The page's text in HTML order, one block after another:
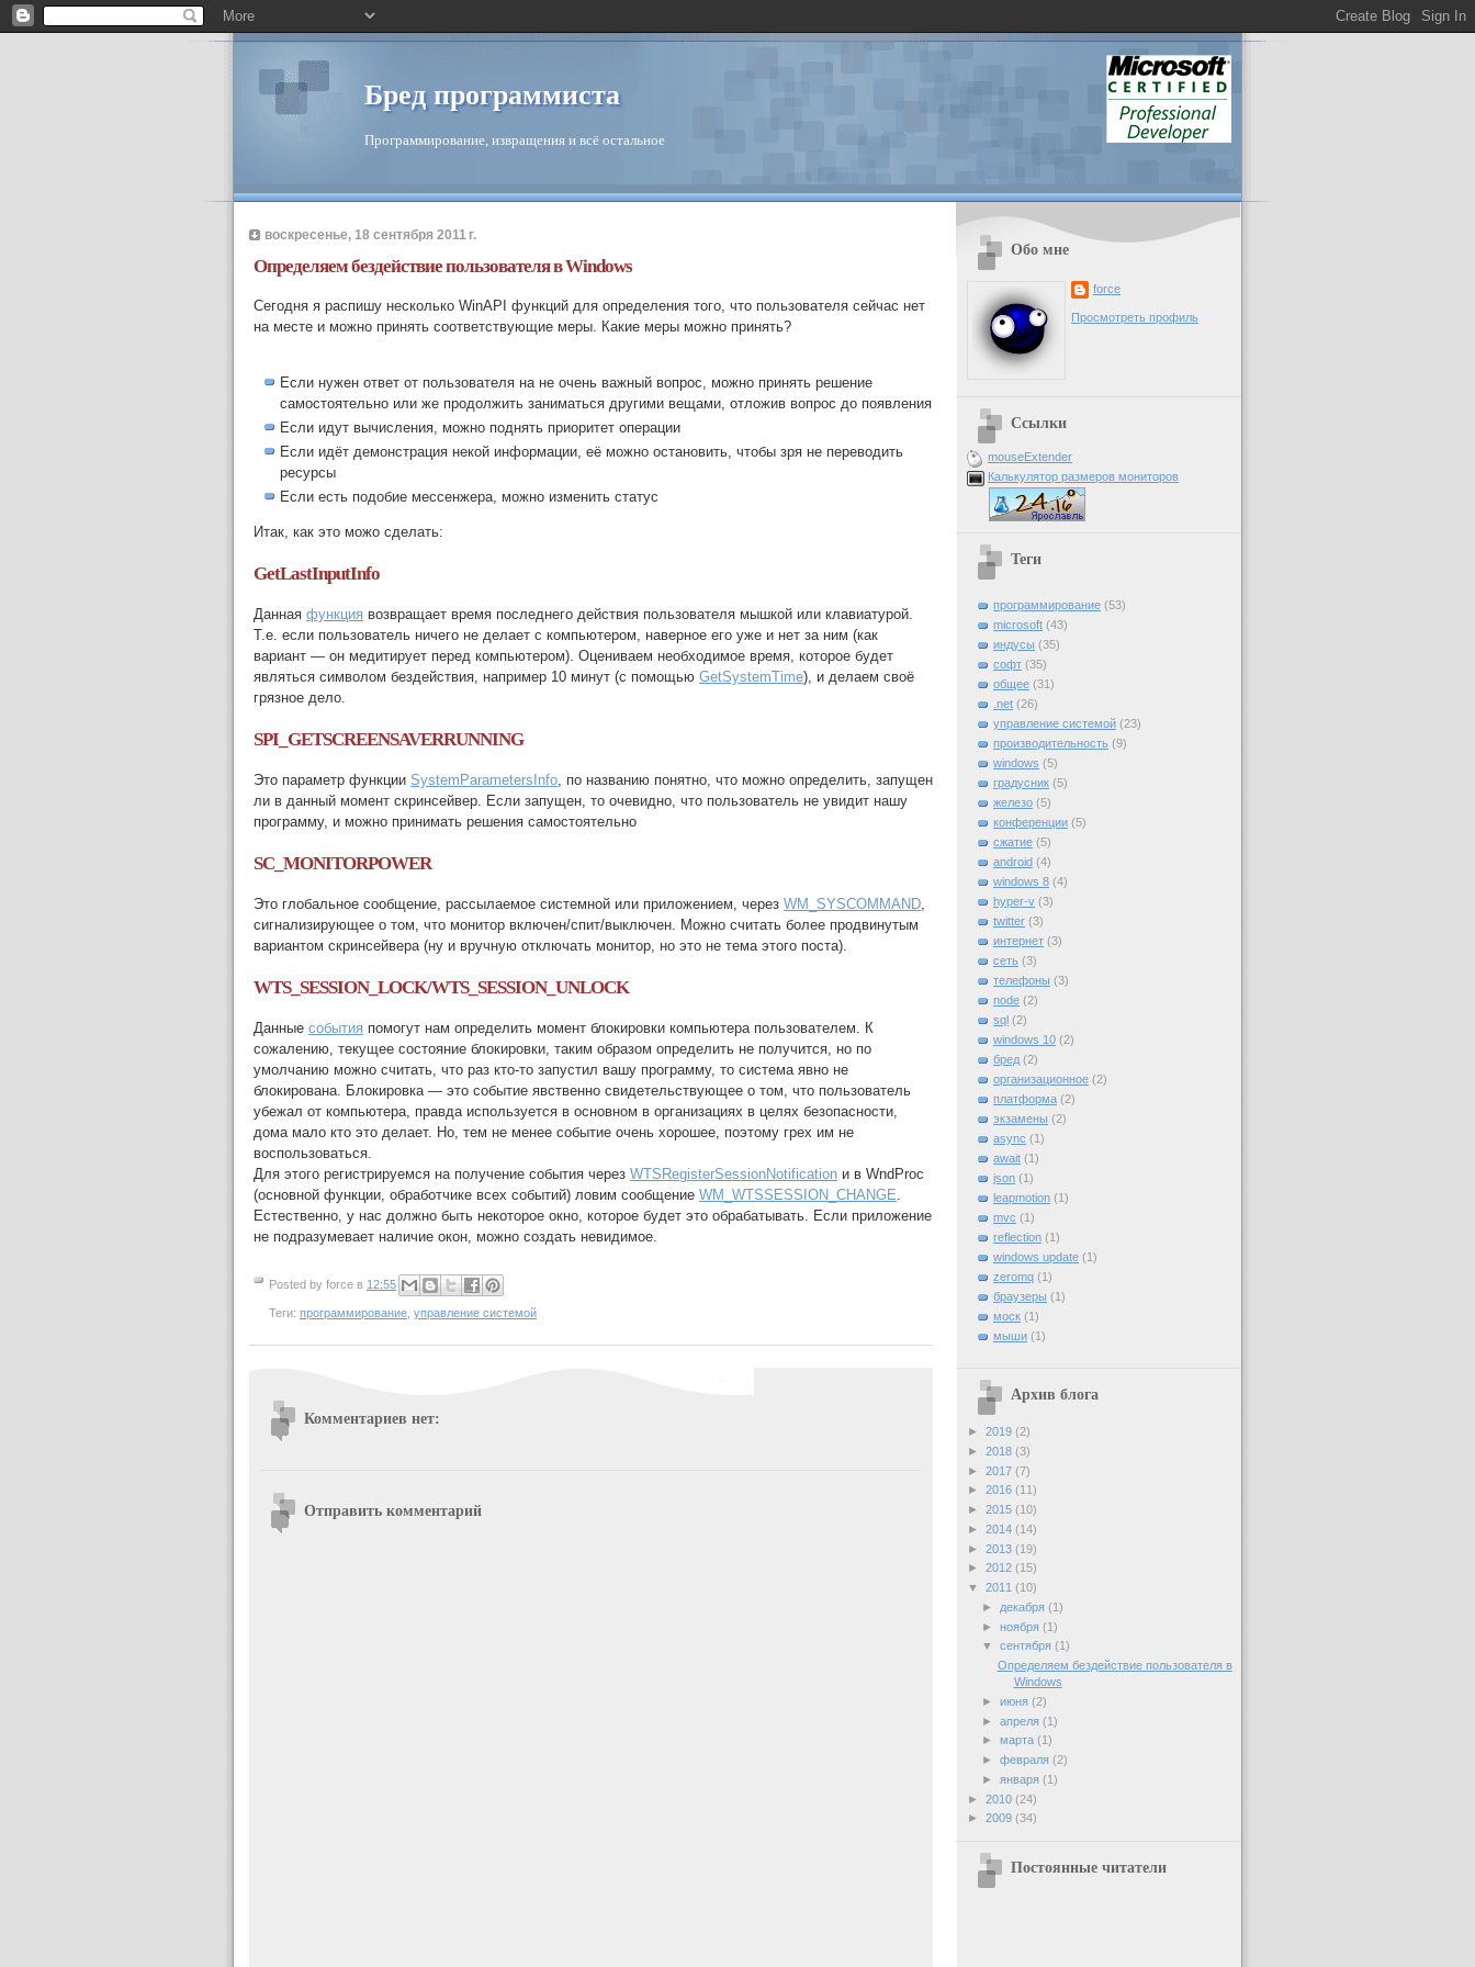
Бред программиста
Программирование, извращения и всё остальное
воскресенье, 18 сентября 2011 г.
Определяем бездействие пользователя в Windows
Сегодня я распишу несколько WinAPI функций для определения того, что пользователя сейчас нет
на месте и можно принять соответствующие меры. Какие меры можно принять?
Если нужен ответ от пользователя на не очень важный вопрос, можно принять решение
самостоятельно или же продолжить заниматься другими вещами, отложив вопрос до появления
Если идут вычисления, можно поднять приоритет операции
Если идёт демонстрация некой информации, её можно остановить, чтобы зря не переводить
ресурсы
Если есть подобие мессенжера, можно изменить статус
Итак, как это можо сделать:
GetLastInputInfo
Данная функция возвращает время последнего действия пользователя мышкой или клавиатурой.
Т.е. если пользователь ничего не делает с компьютером, наверное его уже и нет за ним (как
вариант — он медитирует перед компьютером). Оцениваем необходимое время, которое будет
являться символом бездействия, например 10 минут (с помощью GetSystemTime), и делаем своё
грязное дело.
SPI_GETSCREENSAVERRUNNING
Это параметр функции SystemParametersInfo, по названию понятно, что можно определить, запущен
ли в данный момент скринсейвер. Если запущен, то очевидно, что пользователь не увидит нашу
программу, и можно принимать решения самостоятельно
SC_MONITORPOWER
Это глобальное сообщение, рассылаемое системной или приложением, через WM_SYSCOMMAND,
сигнализирующее о том, что монитор включен/спит/выключен. Можно считать более продвинутым
вариантом скринсейвера (ну и вручную отключать монитор, но это не тема этого поста).
WTS_SESSION_LOCK/WTS_SESSION_UNLOCK
Данные события помогут нам определить момент блокировки компьютера пользователем. К
сожалению, текущее состояние блокировки, таким образом определить не получится, но по
умолчанию можно считать, что раз кто-то запустил вашу программу, то система явно не
блокирована. Блокировка — это событие явственно свидетельствующее о том, что пользователь
убежал от компьютера, правда используется в основном в организациях в целях безопасности,
дома мало кто это делает. Но, тем не менее событие очень хорошее, поэтому грех им не
воспользоваться.
Для этого регистрируемся на получение события через WTSRegisterSessionNotification и в WndProc
(основной функции, обработчике всех событий) ловим сообщение WM_WTSSESSION_CHANGE
Естественно, у нас должно быть некоторое окно, которое будет это обрабатывать. Если приложение
не подразумевает наличие окон, можно создать невидимое.
Posted by force в 12:55
Теги: программирование управление системой
Комментариев нет:
Отправить комментарий
Обо мне
force
Просмотреть профиль
Ссылки
mouseExtender
Калькулятор размеров мониторов
Теги
программирование (53)
microsoft (43)
индусы (35)
софт (35)
общее (31)
.net (26)
управление системой (23)
производительность (9)
windows (5)
градусник (5)
железо (5)
конференции (5)
сжатие (5)
android (4)
windows 8 (4)
hyper-v (3)
twitter (3)
интернет (3)
сеть (3)
телефоны (3)
node (2)
sql (2)
windows 10 (2)
бред (2)
организационное (2)
платформа (2)
экзамены (2)
async (1)
await (1)
json (1)
leapmotion (1)
mvc (1)
reflection (1)
windows update (1)
zeromq (1)
браузеры (1)
моск (1)
мыши (1)
Архив блога
► 2019 (2)
► 2018 (3)
► 2017 (7)
► 2016 (11)
► 2015 (10)
► 2014 (14)
► 2013 (19)
► 2012 (15)
▼ 2011 (10)
► декабря(1)
►ноября(1)
▼сентября(1)
Определяем бездействие пользователя в
Windows
►июня(2)
►апреля(1)
►марта(1)
►февраля(2)
►января(1)
► 2010 (24)
► 2009 (34)
Постоянные читатели